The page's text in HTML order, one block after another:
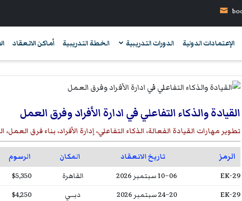
الإعتمادات الدولية الدورات التدريبية الخطة التدريبية أماكن الانعقاد
القيادة والذكاء التفاعلي في ادارة الأفراد وفرق العمل
تطوير مهارات القيادة الفعالة، الذكاء التفاعلي، إدارة الأفراد، بناء فرق
الرمز تاريخ الانعقاد المكان الرسوم
EK-29 06–10 سبتمبر 2026 القاهرة $5,350
EK-29 20–24 سبتمبر 2026 دبــي $4,250